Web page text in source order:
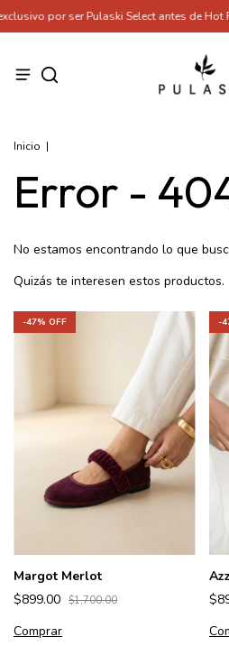
por ser Pulaski Select antes de
Inicio |
Error -
No estamos encontrando lo que
Quizás te interesen estos productos.
-47% OFF
Margot Merlot
$899.00 $1,700.00
Comprar
-